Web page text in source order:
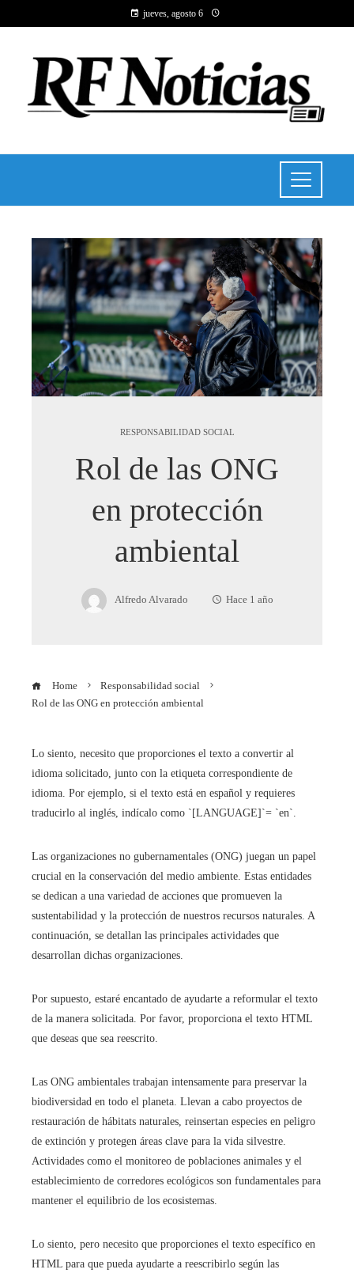
jueves, agosto 6
RESPONSABILIDAD SOCIAL
Rol de las ONG
en protección
ambiental
Alfredo Alvarado Hace 1 año
Home
Responsabilidad social
Rol de las ONG en protección ambiental
Lo siento, necesito que proporciones el texto a convertir al
idioma solicitado, junto con la etiqueta correspondiente de
idioma. Por ejemplo, si el texto está en español y requieres
traducirlo al inglés, indícalo como `[LANGUAGE]`= `en`.
Las organizaciones no gubernamentales (ONG) juegan un papel
crucial en la conservación del medio ambiente. Estas entidades
se dedican a una variedad de acciones que promueven la
sustentabilidad y la protección de nuestros recursos naturales. A
continuación, se detallan las principales actividades que
desarrollan dichas organizaciones.
Por supuesto, estaré encantado de ayudarte a reformular el texto
de la manera solicitada. Por favor, proporciona el texto HTML
que deseas que sea reescrito.
Las ONG ambientales trabajan intensamente para preservar la
biodiversidad en todo el planeta. Llevan a cabo proyectos de
restauración de hábitats naturales, reinsertan especies en peligro
de extinción y protegen áreas clave para la vida silvestre.
Actividades como el monitoreo de poblaciones animales y el
establecimiento de corredores ecológicos son fundamentales para
mantener el equilibrio de los ecosistemas.
Lo siento, pero necesito que proporciones el texto específico en
HTML para que pueda ayudarte a reescribirlo según las